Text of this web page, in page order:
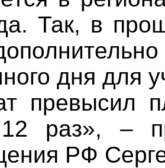
Так, в
дня для
превысил
раз», –
РФ